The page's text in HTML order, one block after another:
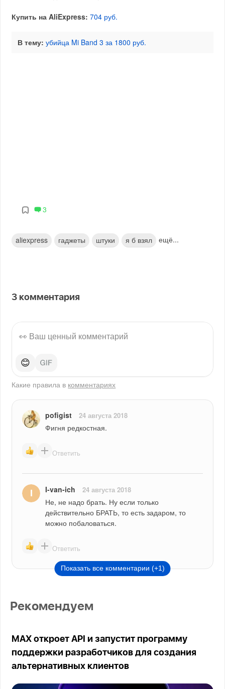
Купить на AliExpress: 704 руб.
В тему: убийца Mi Band 3 за 1800 руб.
3
aliexpress гаджеты штуки я б взял ещё...
3 комментария
😊
Какие правила в комментариях
pofigist 24 августа 2018
Фигня редкостная.
Ответить
I-van-ich 24 августа 2018
Не, не надо брать. Ну если только
действительно БРАТЬ, то есть задаром, то
можно побаловаться.
Ответить
Показать все комментарии (+1)
Рекомендуем
MAX откроет API и запустит программу
поддержки разработчиков для создания
альтернативных клиентов